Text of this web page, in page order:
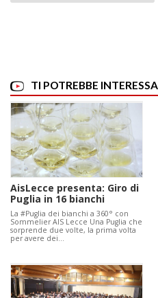
TI POTREBBE
AisLecce presenta: Giro di
Puglia in 16 bianchi
La #Puglia dei bianchi a 360° con
Sommelier AIS Lecce Una Puglia che
sorprende due volte, la prima volta
per avere dei…